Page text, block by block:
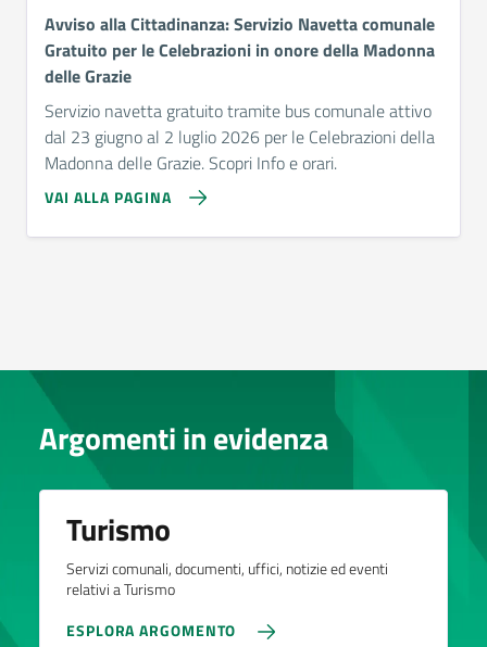
Avviso alla Cittadinanza: Servizio Navetta comunale
Gratuito per le Celebrazioni in onore della Madonna
delle Grazie
Servizio navetta gratuito tramite bus comunale attivo
dal 23 giugno al 2 luglio 2026 per le Celebrazioni della
Madonna delle Grazie. Scopri Info e orari.
VAI ALLA PAGINA
Argomenti in evidenza
Turismo
Servizi comunali, documenti, uffici, notizie ed eventi
relativi a Turismo
ESPLORA ARGOMENTO